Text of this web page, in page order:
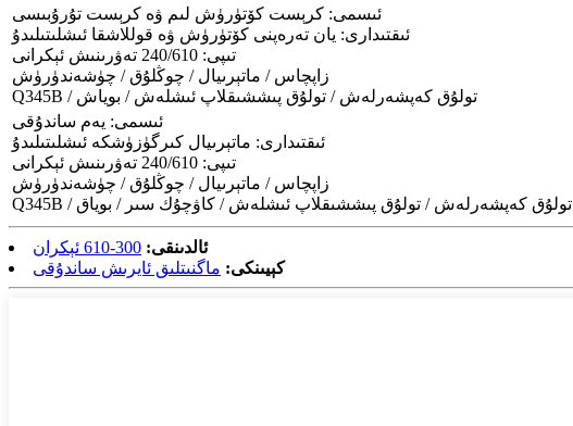
ئىسمى: كرېست كۆتۈرۈش لىم ۋە كرېست تۇرۇبىسى
ئىقتىدارى: يان تەرەپنى كۆتۈرۈش ۋە قوللاشقا ئىشلىتىلىدۇ
تىپى: 240/610 تەۋرىنىش ئېكرانى
زاپچاس / ماتېرىيال / چوڭلۇق / چۈشەندۈرۈش
Q345B / تولۇق كەپشەرلەش / تولۇق پىششىقلاپ ئىشلەش / بوياش
ئىسمى: يەم ساندۇقى
ئىقتىدارى: ماتېرىيال كىرگۈزۈشكە ئىشلىتىلىدۇ
تىپى: 240/610 تەۋرىنىش ئېكرانى
زاپچاس / ماتېرىيال / چوڭلۇق / چۈشەندۈرۈش
Q345B / تولۇق كەپشەرلەش / تولۇق پىششىقلاپ ئىشلەش / كاۋچۇك سىر / بوياق
ئالدىنقى: 300-610 ئېكران
كېيىنكى: ماگنىتلىق ئايرىش ساندۇقى